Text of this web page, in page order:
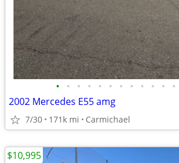
• • • • • • • • • • • •
2002 Mercedes E55 amg
7/30 171k mi Carmichael
$10,995